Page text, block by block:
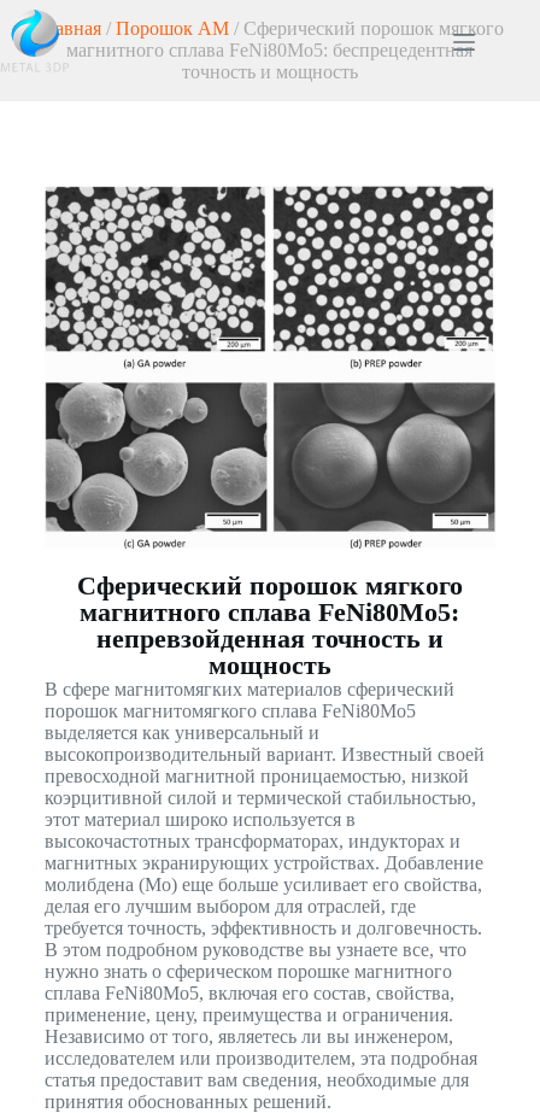
Главная/ Порошок AM/ Сферический порошок мягкого
магнитного сплава FeNi80Mo5: беспрецедентная
точность и мощность
Сферический порошок мягкого
магнитного сплава FeNi80Mo5:
непревзойденная точность и
мощность
В сфере магнитомягких материалов сферический
порошок магнитомягкого сплава FeNi80Mo5
выделяется как универсальный и
высокопроизводительный вариант. Известный своей
превосходной магнитной проницаемостью, низкой
коэрцитивной силой и термической стабильностью,
этот материал широко используется в
высокочастотных трансформаторах, индукторах и
магнитных экранирующих устройствах. Добавление
молибдена (Mo) еще больше усиливает его свойства,
делая его лучшим выбором для отраслей, где
требуется точность, эффективность и долговечность.
В этом подробном руководстве вы узнаете все, что
нужно знать о сферическом порошке магнитного
сплава FeNi80Mo5, включая его состав, свойства,
применение, цену, преимущества и ограничения.
Независимо от того, являетесь ли вы инженером,
исследователем или производителем, эта подробная
статья предоставит вам сведения, необходимые для
принятия обоснованных решений.